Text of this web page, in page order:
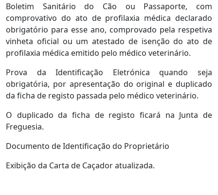
Boletim Sanitário do Cão ou Passaporte, com
comprovativo do ato de profilaxia médica declarado
obrigatório para esse ano, comprovado pela respetiva
vinheta oficial ou um atestado de isenção do ato de
profilaxia médica emitido pelo médico veterinário.
Prova da Identificação Eletrónica quando seja
obrigatória, por apresentação do original e duplicado
da ficha de registo passada pelo médico veterinário.
O duplicado da ficha de registo ficará na Junta de
Freguesia.
Documento de Identificação do Proprietário
Exibição da Carta de Caçador atualizada.